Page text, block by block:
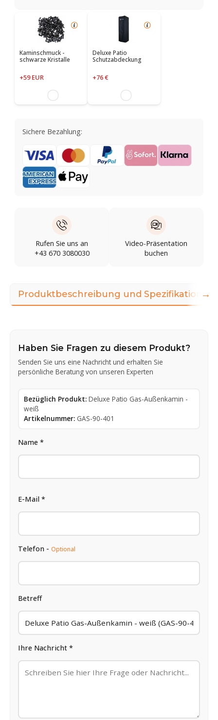
Kaminschmuck -
schwarze Kristalle
+59 EUR
Deluxe Patio
Schutzabdeckung
+76 €
Sichere Bezahlung:
Rufen Sie uns an
+43 670 3080030
Video-Präsentation
buchen
Produktbeschreibung und Spezifikationen
Haben Sie Fragen zu diesem Produkt?
Senden Sie uns eine Nachricht und erhalten Sie
persönliche Beratung von unseren Experten
Bezüglich Produkt: Deluxe Patio Gas-Außenkamin -
weiß
Artikelnummer: GAS-90-401
Name *
E-Mail *
Telefon - Optional
Betreff
Ihre Nachricht *
→